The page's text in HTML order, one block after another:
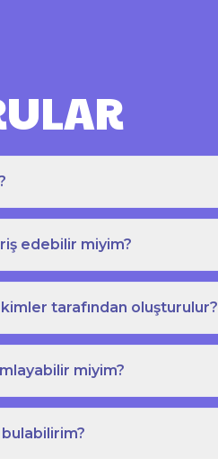
edebilir miyim?
tarafından oluşturulur?
miyim?